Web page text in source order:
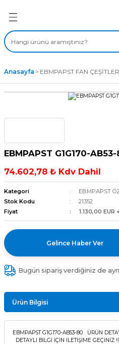
ÇEŞİTLERİ
FANLAR
FANLAR
Anasayfa EBMPAPST FAN
EBMPAPST G1G170-
74.602,78 ₺ Kdv Dahil
Kategori EBMPAPST
Stok Kodu
21352
Fiyat
1.130,00 EUR
Gelince Haber Ver
Bugün sipariş verdiğiniz de
Ürün Bilgisi
EBMPAPST G1G170-AB53-80 ÜRÜN
DETAYLI BİLGİ İÇİN İLETİŞİME GEÇİNİZ !!